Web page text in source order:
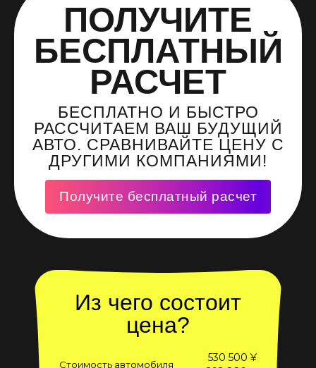
ПОЛУЧИТЕ
БЕСПЛАТНЫЙ
РАСЧЕТ
БЕСПЛАТНО И БЫСТРО
РАССЧИТАЕМ ВАШ БУДУЩИЙ
АВТО. СРАВНИВАЙТЕ ЦЕНУ С
ДРУГИМИ КОМПАНИЯМИ!
Получите бесплатный расчет
Из чего состоит
цена?
Стоимость автомобиля
530 500 ¥